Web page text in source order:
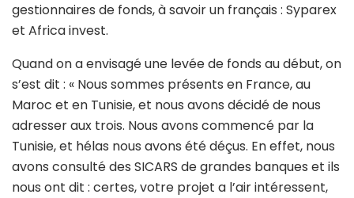
gestionnaires de fonds, à savoir un français : Syparex
et Africa invest.
Quand on a envisagé une levée de fonds au début, on
s’est dit : « Nous sommes présents en France, au
Maroc et en Tunisie, et nous avons décidé de nous
adresser aux trois. Nous avons commencé par la
Tunisie, et hélas nous avons été déçus. En effet, nous
avons consulté des SICARS de grandes banques et ils
nous ont dit : certes, votre projet a l’air intéressent,